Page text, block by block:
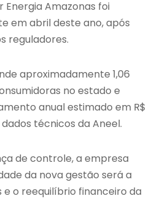
Energia Amazonas foi
em abril deste ano, após
reguladores.
aproximadamente 1,06
no estado e
anual estimado em R$
técnicos da Aneel.
de controle, a empresa
da nova gestão será a
e o reequilíbrio financeiro da